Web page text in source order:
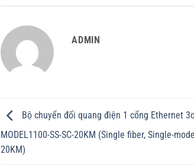
ADMIN
Bộ chuyển đổi quang điện 1 cổng Ethernet
MODEL1100-SS-SC-20KM (Single fiber, Single-
20KM)